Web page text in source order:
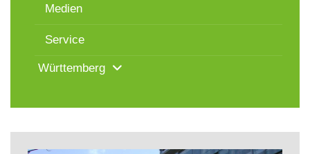
Medien
Service
Württemberg